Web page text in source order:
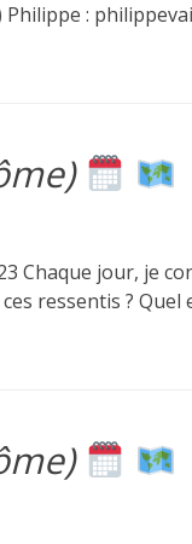
:
Chaque jour, je
ressentis ? Quel